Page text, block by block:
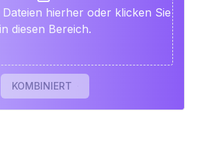
hierher oder klicken Sie
in diesen Bereich.
KOMBINIERT